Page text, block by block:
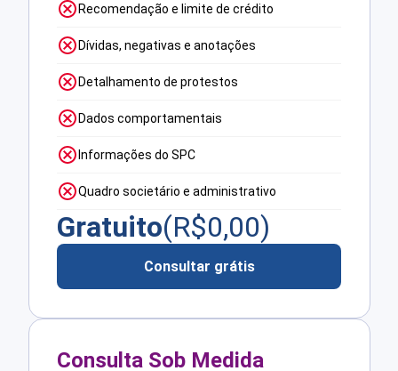
Recomendação e limite de crédito
Dívidas, negativas e anotações
Detalhamento de protestos
Dados comportamentais
Informações do SPC
Quadro societário e administrativo
Gratuito(R$0,00)
Consultar grátis
Consulta Sob Medida